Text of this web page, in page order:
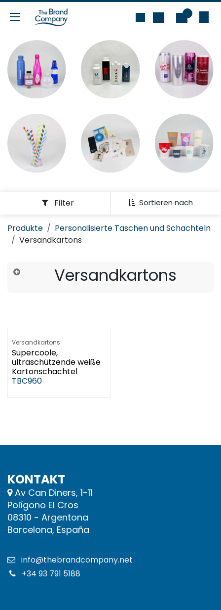
Zum Inhalt springen
Sortieren nach
Filter
Produkte
Personalisierte Taschen und Schachteln
Versandkartons
Versandkartons
Versandkartons
Supercoole,
ultraschützende weiße
Kartonschachtel
TBC960
KONTAKT
Av Can Diners, 1-11
Polígono El Cros
08310 - Argentona
Barcelona, España
info@thebrandcompany.net
+34 93 791 5188